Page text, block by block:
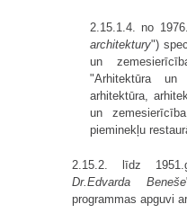
2.15.1.4. no
architektury")
un
"Arhitektūra un
arhitektūra,
un
pieminekļu
2.15.2. līdz
Dr.Edvarda Beneše
programmas apguvi